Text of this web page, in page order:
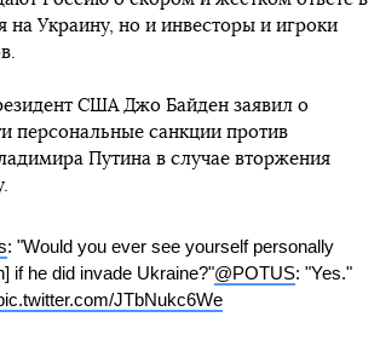
на Украину, но и инвесторы и игроки
США Джо Байден заявил о
персональные санкции против
Путина в случае вторжения
: "Would you ever see yourself personally
if he did invade Ukraine?"@POTUS: "Yes."
JTbNukc6We